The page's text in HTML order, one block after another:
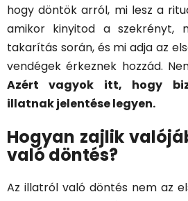
hogy döntök arról, mi lesz a
amikor kinyitod a szekrényt,
takarítás során, és mi adja az
vendégek érkeznek hozzád.
Azért vagyok itt, hogy
illatnak jelentése legyen.
Hogyan zajlik
való döntés?
Az illatról való döntés nem az